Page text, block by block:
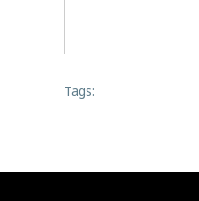
Tags: